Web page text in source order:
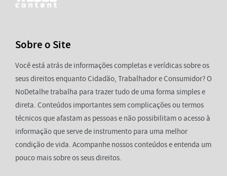
Sobre o Site
Você está atrás de informações completas e verídicas sobre os
seus direitos enquanto Cidadão, Trabalhador e Consumidor? O
NoDetalhe trabalha para trazer tudo de uma forma simples e
direta. Conteúdos importantes sem complicações ou termos
técnicos que afastam as pessoas e não possibilitam o acesso à
informação que serve de instrumento para uma melhor
condição de vida. Acompanhe nossos conteúdos e entenda um
pouco mais sobre os seus direitos.